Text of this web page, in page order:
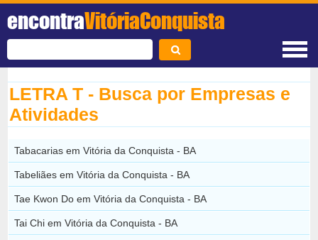
encontraVitóriaConquista
LETRA T - Busca por Empresas e
Atividades
Tabacarias em Vitória da Conquista - BA
Tabeliães em Vitória da Conquista - BA
Tae Kwon Do em Vitória da Conquista - BA
Tai Chi em Vitória da Conquista - BA